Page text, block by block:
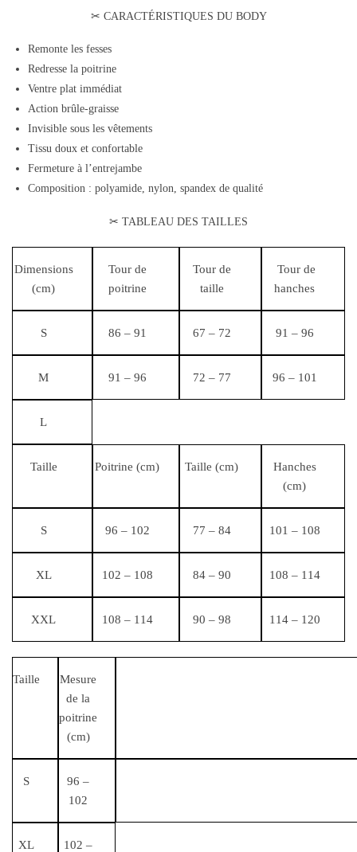
✂ CARACTÉRISTIQUES DU BODY
Remonte les fesses
Redresse la poitrine
Ventre plat immédiat
Action brûle-graisse
Invisible sous les vêtements
Tissu doux et confortable
Fermeture à l’entrejambe
Composition : polyamide, nylon, spandex de qualité
✂ TABLEAU DES TAILLES
Dimensions
(cm)
Tour de
poitrine
Tour de
taille
Tour de
hanches
S 86 – 91 67 – 72 91 – 96
M 91 – 96 72 – 77 96 – 101
L
Taille Poitrine (cm) Taille (cm)
Hanches
(cm)
S 96 – 102 77 – 84 101 – 108
XL 102 – 108 84 – 90 108 – 114
XXL 108 – 114 90 – 98 114 – 120
Taille
Mesure
de la
poitrine
(cm)
S
96 –
102
XL
102 –